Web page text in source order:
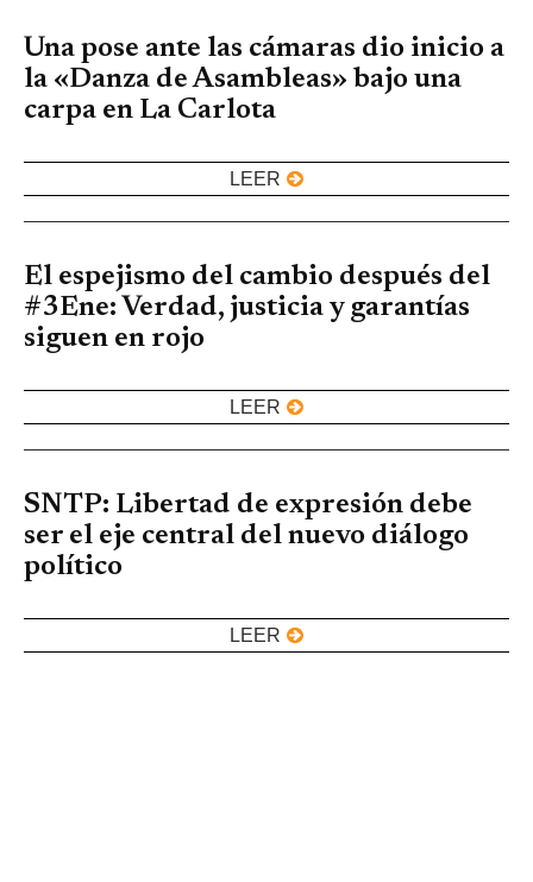
Una pose ante las cámaras dio inicio a
la «Danza de Asambleas» bajo una
carpa en La Carlota
LEER
El espejismo del cambio después del
#3Ene: Verdad, justicia y garantías
siguen en rojo
LEER
SNTP: Libertad de expresión debe
ser el eje central del nuevo diálogo
político
LEER